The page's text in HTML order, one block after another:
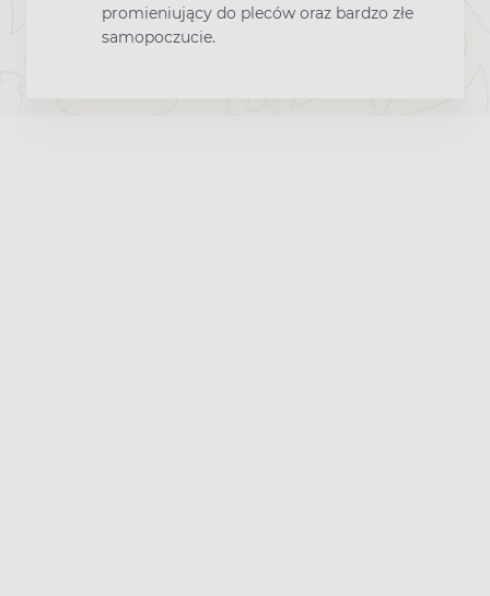
promieniujący do pleców oraz bardzo złe
samopoczucie.